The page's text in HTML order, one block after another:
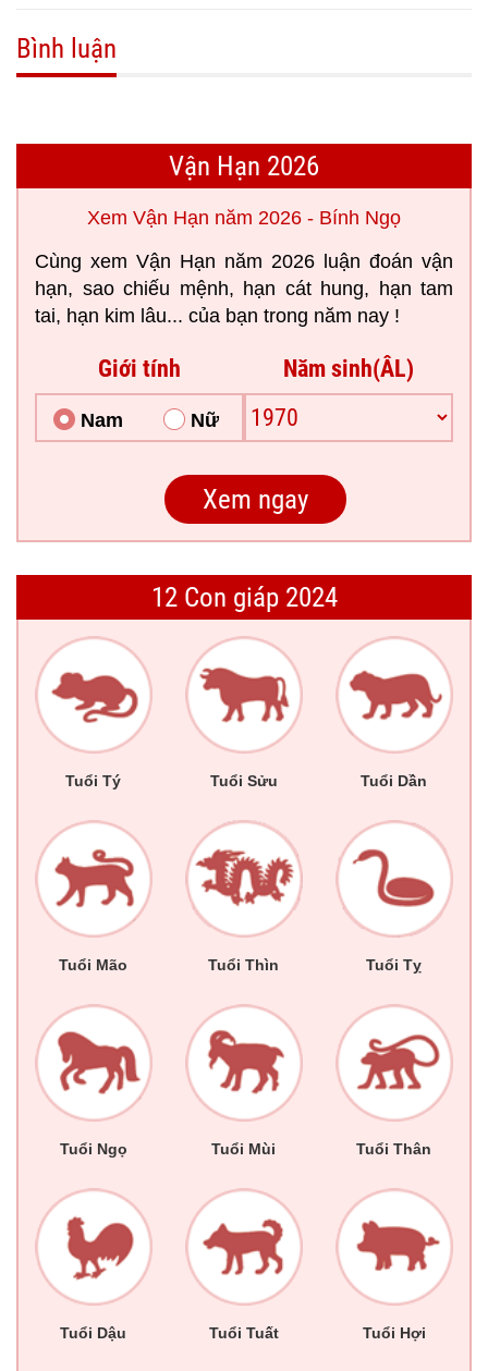
Bình luận
Vận Hạn 2026
Xem Vận Hạn năm 2026 - Bính Ngọ
Cùng xem Vận Hạn năm 2026 luận đoán vận
hạn, sao chiếu mệnh, hạn cát hung, hạn tam
tai, hạn kim lâu... của bạn trong năm nay !
Giới tính
Nam Nữ
Năm sinh(ÂL)
12 Con giáp 2024
Tuổi Tý Tuổi Sửu Tuổi Dần
Tuổi Mão Tuổi Thìn Tuổi Tỵ
Tuổi Ngọ Tuổi Mùi Tuổi Thân
Tuổi Dậu Tuổi Tuất Tuổi Hợi